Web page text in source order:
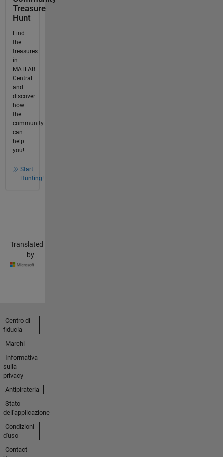
Treasure
Hunt
Find
the
treasures
in
MATLAB
Central
and
discover
how
the
community
can
help
you!
Start
Hunting!
Translated
by
Centro di
fiducia
Marchi
Informativa
sulla
privacy
Antipirateria
Stato
dell'applicazione
Condizioni
d'uso
Contact